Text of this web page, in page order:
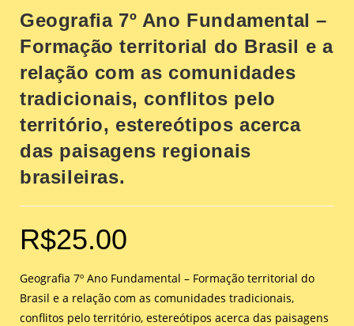
Geografia 7º Ano Fundamental –
Formação territorial do Brasil e a
relação com as comunidades
tradicionais, conflitos pelo
território, estereótipos acerca
das paisagens regionais
brasileiras.
R$25.00
Geografia 7º Ano Fundamental – Formação territorial do
Brasil e a relação com as comunidades tradicionais,
conflitos pelo território, estereótipos acerca das paisagens